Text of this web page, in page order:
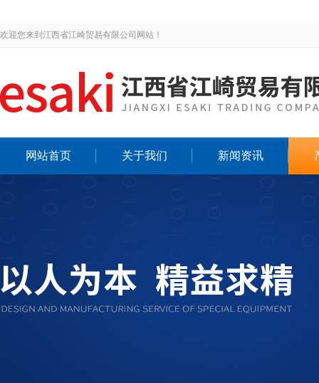
欢迎您来到江西省江崎贸易有限公司网站！
网站首页 关于我们 新闻资讯